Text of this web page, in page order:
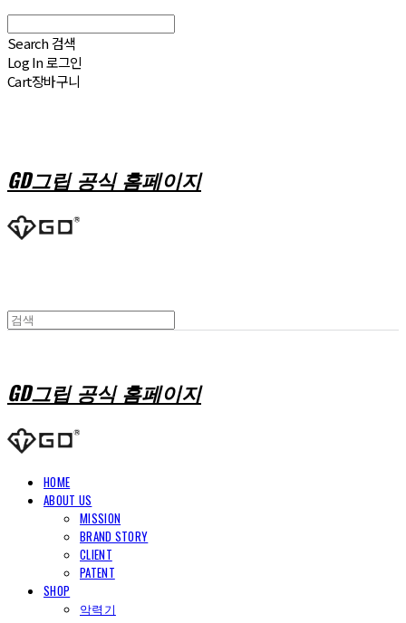
Search 검색
Log In로그인
Cart장바구니
GD그립 공식 홈페이지
GD그립 공식 홈페이지
HOME
ABOUT US
MISSION
BRAND STORY
CLIENT
PATENT
SHOP
악력기